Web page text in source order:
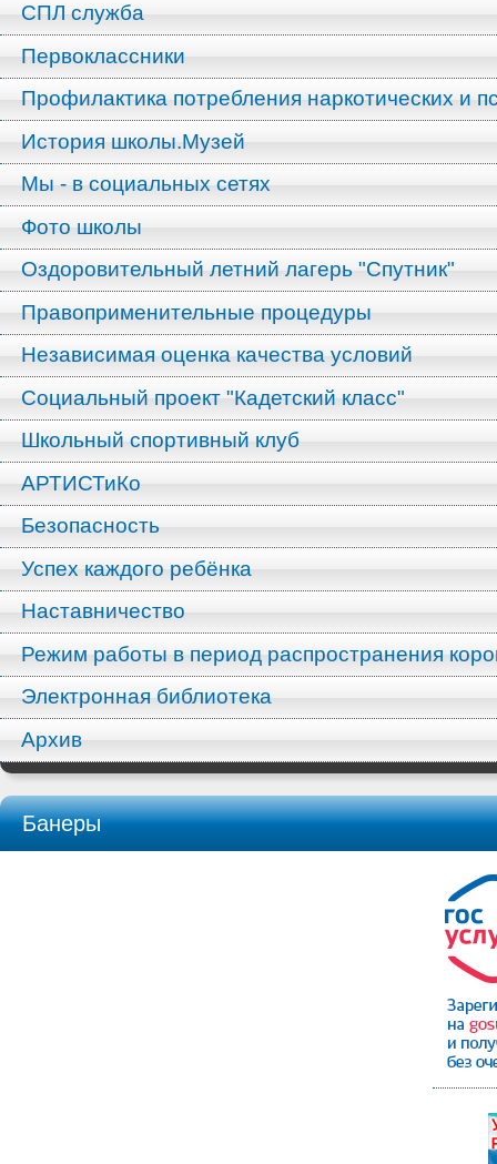
СПЛ служба
Первоклассники
Профилактика потребления наркотических и
История школы.Музей
Мы - в социальных сетях
Фото школы
Оздоровительный летний лагерь "Спутник"
Правоприменительные процедуры
Независимая оценка качества условий
Социальный проект "Кадетский класс"
Школьный спортивный клуб
АРТИСТиКо
Безопасность
Успех каждого ребёнка
Наставничество
Режим работы в период распространения
Электронная библиотека
Архив
Банеры